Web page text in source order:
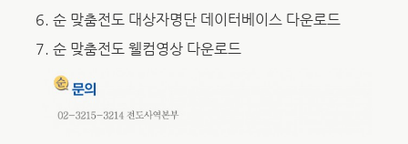
6. 순 맞춤전도 대상자명단 데이터베이스 다운로드
7. 순 맞춤전도 웰컴영상 다운로드